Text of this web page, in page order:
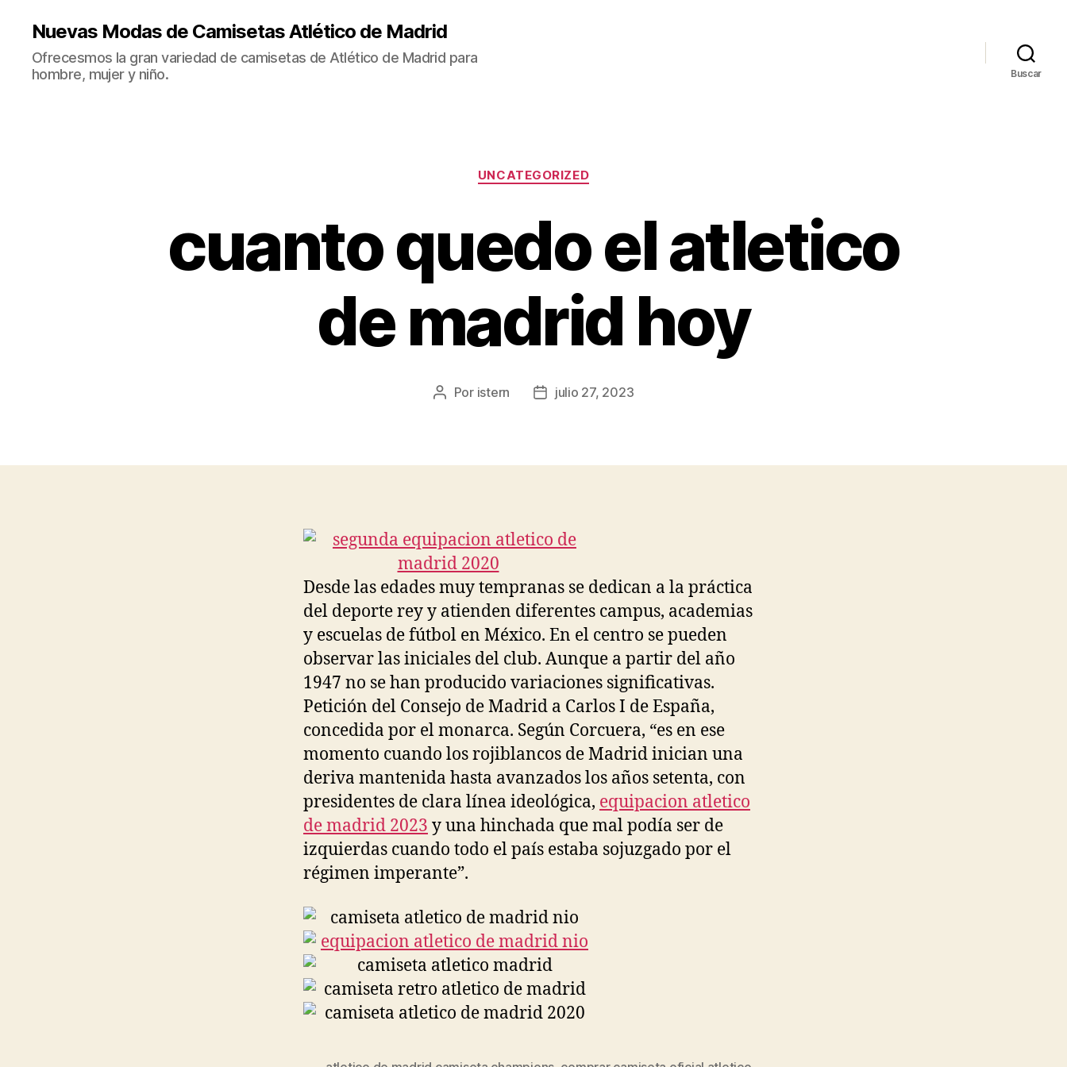
Nuevas Modas de Camisetas Atlético de Madrid
Ofrecesmos la gran variedad de camisetas de Atlético de Madrid para
hombre, mujer y niño.
Buscar
Categorías
UNCATEGORIZED
cuanto quedo el atletico
de madrid hoy
Autor
Por istern
Fechajulio 27, 2023
Desde las edades muy tempranas se dedican a la práctica
del deporte rey y atienden diferentes campus, academias
y escuelas de fútbol en México. En el centro se pueden
observar las iniciales del club. Aunque a partir del año
1947 no se han producido variaciones significativas.
Petición del Consejo de Madrid a Carlos I de España,
concedida por el monarca. Según Corcuera, “es en ese
momento cuando los rojiblancos de Madrid inician una
deriva mantenida hasta avanzados los años setenta, con
presidentes de clara línea ideológica, equipacion atletico
de madrid 2023 y una hinchada que mal podía ser de
izquierdas cuando todo el país estaba sojuzgado por el
régimen imperante”.